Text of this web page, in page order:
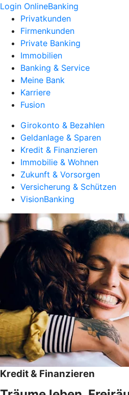
Login OnlineBanking
Privatkunden
Firmenkunden
Private Banking
Immobilien
Banking & Service
Meine Bank
Karriere
Fusion
Girokonto & Bezahlen
Geldanlage & Sparen
Kredit & Finanzieren
Immobilie & Wohnen
Zukunft & Vorsorgen
Versicherung & Schützen
VisionBanking
Kredit & Finanzieren